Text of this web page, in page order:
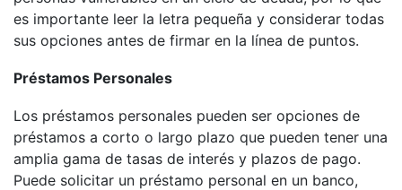
es importante leer la letra pequeña y considerar todas
sus opciones antes de firmar en la línea de puntos.
Préstamos Personales
Los préstamos personales pueden ser opciones de
préstamos a corto o largo plazo que pueden tener una
amplia gama de tasas de interés y plazos de pago.
Puede solicitar un préstamo personal en un banco,